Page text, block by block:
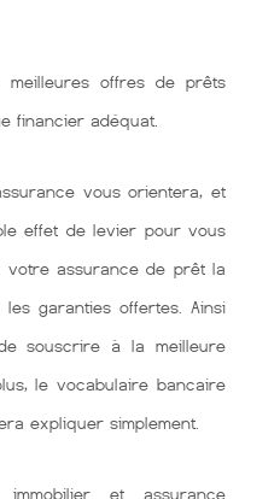
meilleures offres de prêts
financier adéquat.
vous orientera, et
effet de levier pour vous
assurance de prêt la
garanties offertes. Ainsi
souscrire à la meilleure
le vocabulaire bancaire
expliquer simplement.
et assurance